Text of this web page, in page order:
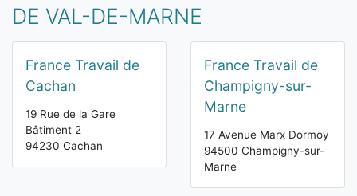
DE VAL-DE-MARNE
France Travail de
Cachan
19 Rue de la Gare
Bâtiment 2
94230 Cachan
France Travail de
Champigny-sur-
Marne
17 Avenue Marx Dormoy
94500 Champigny-sur-
Marne